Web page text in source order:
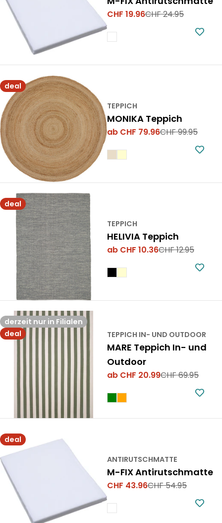
Verkaufspreis
CHF 19.96
RegulärerCHF 24.95
deal
TEPPICH
MONIKA Teppich
Verkaufspreis
ab CHF 79.96
Regulärer
CHF 99.95
deal
TEPPICH
HELIVIA Teppich
Verkaufspreis
ab CHF 10.36
Regulärer
CHF 12.95
derzeit nur in Filialen
deal
TEPPICH IN- UND OUTDOOR
MARE Teppich In- und
Outdoor
Verkaufspreis
ab CHF 20.99
Regulärer
CHF 69.95
deal
ANTIRUTSCHMATTE
M-FIX Antirutschmatte
Verkaufspreis
CHF 43.96
RegulärerCHF 54.95